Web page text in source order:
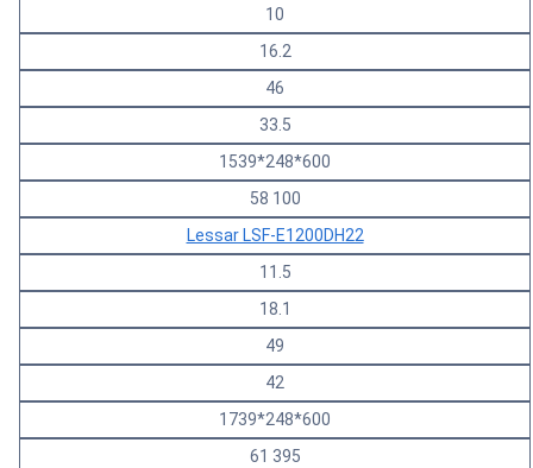
10
16.2
46
33.5
1539*248*600
58 100
Lessar LSF-E1200DH22
11.5
18.1
49
42
1739*248*600
61 395